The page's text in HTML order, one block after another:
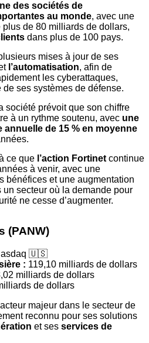
des sociétés de
au monde, avec une
de 80 milliards de dollars,
dans plus de 100 pays.
mises à jour de ses
l’automatisation, afin de
les cyberattaques,
ses systèmes de défense.
société prévoit que son chiffre
à un rythme soutenu, avec une
de 15 % en moyenne
ce que l’action Fortinet continue
à venir, avec une
bénéfices et une augmentation
secteur où la demande pour
ne cesse d’augmenter.
(PANW)
🇺🇸
: 119,10 milliards de dollars
milliards de dollars
de dollars
majeur dans le secteur de
reconnu pour ses solutions
et ses services de